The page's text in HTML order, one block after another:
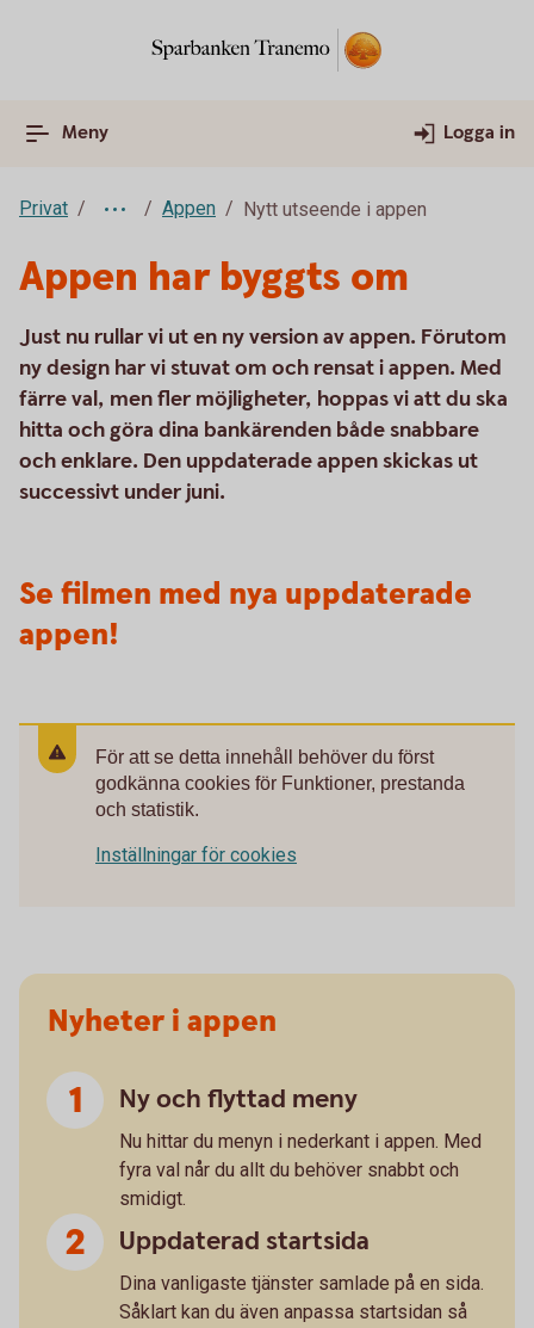
Meny Logga in
Privat Appen Nytt utseende i appen
Appen har byggts om
Just nu rullar vi ut en ny version av appen. Förutom
ny design har vi stuvat om och rensat i appen. Med
färre val, men fler möjligheter, hoppas vi att du ska
hitta och göra dina bankärenden både snabbare
och enklare. Den uppdaterade appen skickas ut
successivt under juni.
Se filmen med nya uppdaterade
appen!
För att se detta innehåll behöver du först
godkänna cookies för Funktioner, prestanda
och statistik.
Inställningar för cookies
Nyheter i appen
Ny och flyttad meny
Nu hittar du menyn i nederkant i appen. Med
fyra val når du allt du behöver snabbt och
smidigt.
Uppdaterad startsida
Dina vanligaste tjänster samlade på en sida.
Såklart kan du även anpassa startsidan så